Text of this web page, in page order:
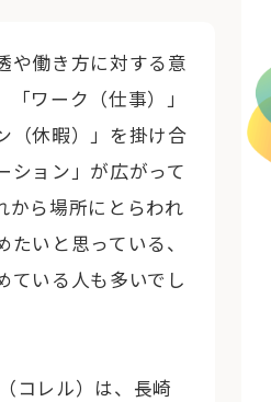
や働き方に対する意
ワーク（仕事）」
（休暇）」を掛け合
ション」が広がって
から場所にとらわれ
いと思っている、
ている人も多いでし
コレル）は、長崎